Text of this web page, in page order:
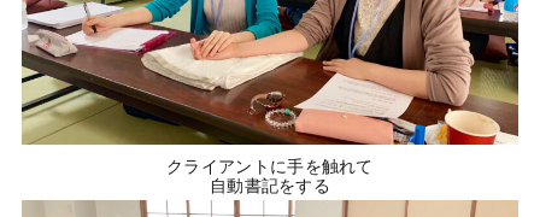
クライアントに手を触れて
自動書記をする